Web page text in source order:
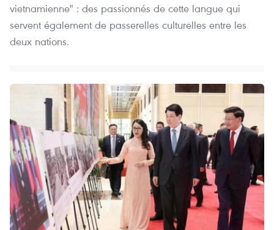
vietnamienne" : des passionnés de cette langue qui
servent également de passerelles culturelles entre les
deux nations.